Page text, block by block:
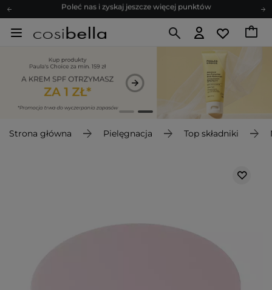
Zapisz się na newsletter pełen porad
Bezpłatne konsultacje kosmetologiczne
Z nami to możliwe! Realizacja zamówienia do 24h.
Poleć nas i zyskaj jeszcze więcej punktów
Zapisz się na newsletter pełen porad
Strona główna Pielęgnacja Top składniki